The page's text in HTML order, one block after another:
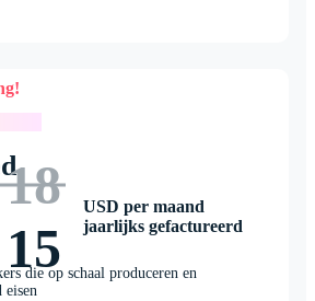
USD per maand
jaarlijks gefactureerd
die op schaal produceren en
eisen